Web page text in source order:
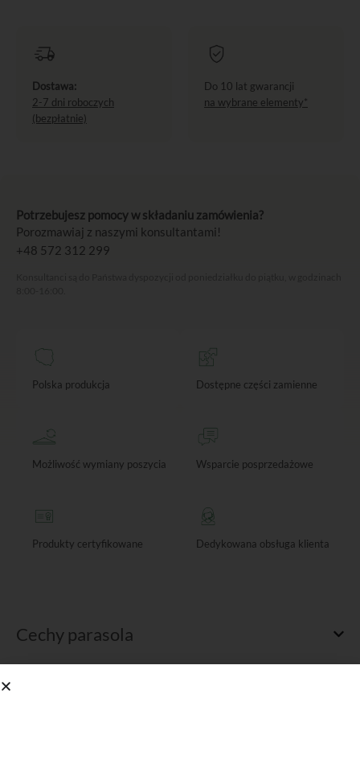
Dostawa:
2-7 dni roboczych
(bezpłatnie)
Do 10 lat gwarancji
na wybrane elementy*
Potrzebujesz pomocy w składaniu zamówienia?
Porozmawiaj z naszymi konsultantami!
+48 572 312 299
Polska produkcja Dostępne części zamienne
Możliwość wymiany poszycia Wsparcie posprzedażowe
Produkty certyfikowane Dedykowana obsługa klienta
Cechy parasola